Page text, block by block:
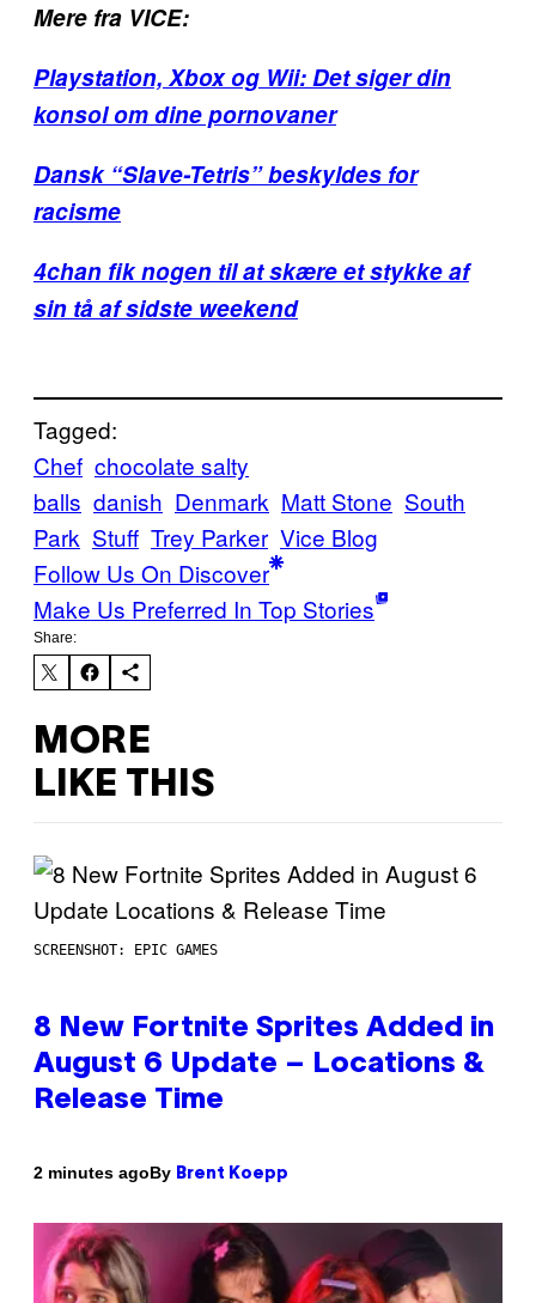
Mere fra VICE:
Playstation, Xbox og Wii: Det siger din
konsol om dine pornovaner
Dansk “Slave-Tetris” beskyldes for
racisme
4chan fik nogen til at skære et stykke af
sin tå af sidste weekend
Tagged:
Chef chocolate salty
balls danish Denmark Matt Stone South
Park Stuff Trey Parker Vice Blog
Follow Us On Discover
Make Us Preferred In Top Stories
Share:
MORE
LIKE THIS
SCREENSHOT: EPIC GAMES
8 New Fortnite Sprites Added in
August 6 Update – Locations &
Release Time
2 minutes agoBy Brent Koepp